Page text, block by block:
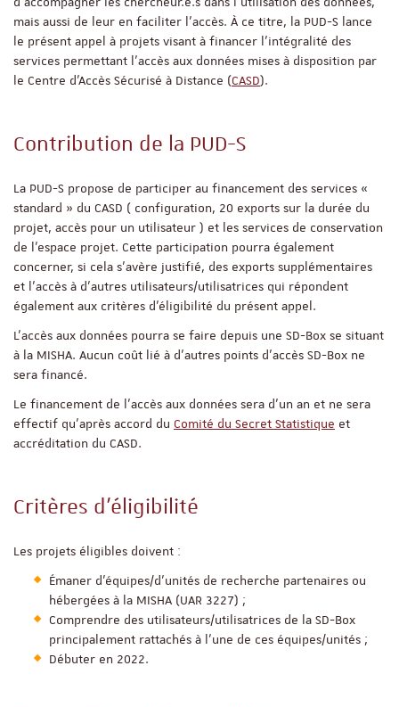
mais aussi de leur en faciliter l’accès. À ce titre, la PUD-S lance
le présent appel à projets visant à financer l’intégralité des
services permettant l’accès aux données mises à disposition par
le Centre d’Accès Sécurisé à Distance (CASD).
Contribution de la PUD-S
La PUD-S propose de participer au financement des services «
standard » du CASD ( configuration, 20 exports sur la durée du
projet, accès pour un utilisateur ) et les services de conservation
de l’espace projet. Cette participation pourra également
concerner, si cela s’avère justifié, des exports supplémentaires
et l’accès à d’autres utilisateurs/utilisatrices qui répondent
également aux critères d’éligibilité du présent appel.
L’accès aux données pourra se faire depuis une SD-Box se situant
à la MISHA. Aucun coût lié à d’autres points d’accès SD-Box ne
sera financé.
Le financement de l’accès aux données sera d’un an et ne sera
effectif qu’après accord du Comité du Secret Statistique et
accréditation du CASD.
Critères d’éligibilité
Les projets éligibles doivent :
Émaner d’équipes/d’unités de recherche partenaires ou
hébergées à la MISHA (UAR 3227) ;
Comprendre des utilisateurs/utilisatrices de la SD-Box
principalement rattachés à l’une de ces équipes/unités ;
Débuter en 2022.